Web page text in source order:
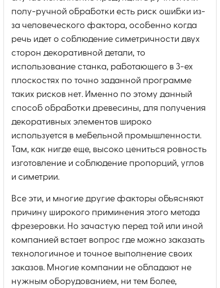
полу-ручной обработки есть риск ошибки из-
за человеческого фактора, особенно когда
речь идет о соблюдение симетричности двух
сторон декоративной детали, то
использование станка, работающего в 3-ех
плоскостях по точно заданной программе
таких рисков нет. Именно по этому данный
способ обработки древесины, для получения
декоративных элементов широко
используется в мебельной промышленности.
Там, как нигде еще, высоко цениться ровность
изготовление и соблюдение пропорций, углов
и симетрии.
Все эти, и многие другие факторы объясняют
причину широкого приминения этого метода
фрезеровки. Но зачастую перед той или иной
компанией встает вопрос где можно заказать
технологичное и точное выполнение своих
заказов. Многие компании не обладают не
нужным оборудованием, ни тем более,